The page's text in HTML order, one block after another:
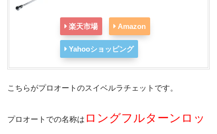
楽天市場 Amazon
Yahooショッピング
こちらがプロオートのスイベルラチェットです。
プロオートでの名称は ロングフルターンロッ